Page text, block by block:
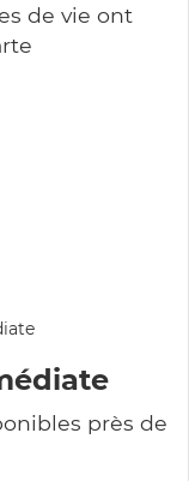
de vie ont
près de